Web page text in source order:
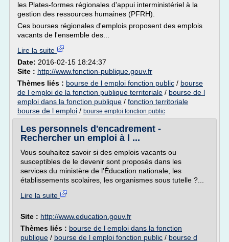
les Plates-formes régionales d'appui interministériel à la
gestion des ressources humaines (PFRH).
Ces bourses régionales d'emplois proposent des emplois
vacants de l'ensemble des...
Lire la suite
Date: 2016-02-15 18:24:37
Site : http://www.fonction-publique.gouv.fr
Thèmes liés : bourse de l emploi fonction public / bourse
de l emploi de la fonction publique territoriale / bourse de l
emploi dans la fonction publique / fonction territoriale
bourse de l emploi / bourse emploi fonction public
Les personnels d'encadrement -
Rechercher un emploi à l ...
Vous souhaitez savoir si des emplois vacants ou
susceptibles de le devenir sont proposés dans les
services du ministère de l'Éducation nationale, les
établissements scolaires, les organismes sous tutelle ?...
Lire la suite
Site : http://www.education.gouv.fr
Thèmes liés : bourse de l emploi dans la fonction
publique / bourse de l emploi fonction public / bourse d